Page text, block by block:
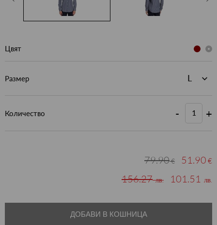
Цвят
Размер
Количество - +
79.90€ 51.90 €
156.27лв. 101.51 лв.
ДОБАВИ В КОШНИЦА